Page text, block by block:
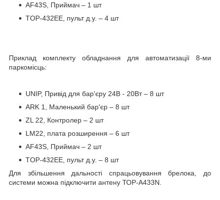
AF43S, Приймач – 1 шт
TOP-432EE, пульт д у. – 4 шт
Приклад комплекту обладнання для автоматизації 8-ми
паркомісць:
UNIP, Привід для бар'єру 24В - 20Вт – 8 шт
ARK 1, Маленький бар'єр – 8 шт
ZL 22, Контролер – 2 шт
LM22, плата розширення – 6 шт
AF43S, Приймач – 2 шт
TOP-432EE, пульт д у. – 8 шт
Для збільшення дальності спрацьовування брелока, до
системи можна підключити антену ТОР-А433N.